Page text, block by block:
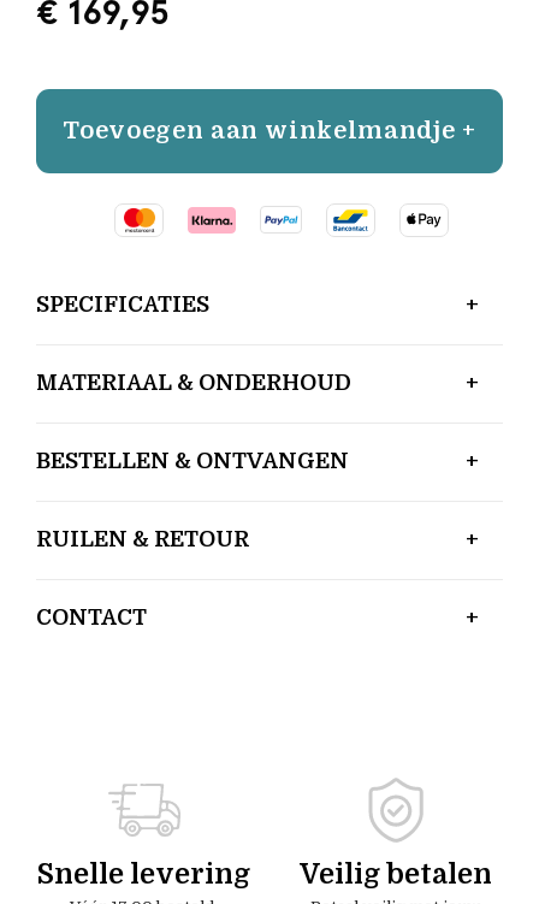
€ 169,95
Toevoegen aan winkelmandje +
SPECIFICATIES
MATERIAAL & ONDERHOUD
BESTELLEN & ONTVANGEN
RUILEN & RETOUR
CONTACT
Snelle levering Veilig betalen